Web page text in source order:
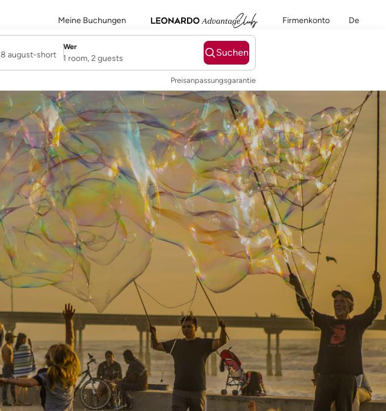
Meine Buchungen Firmenkonto De
8 august-short
Wer
Username
1 room, 2 guests
Suchen
Preisanpassungsgarantie